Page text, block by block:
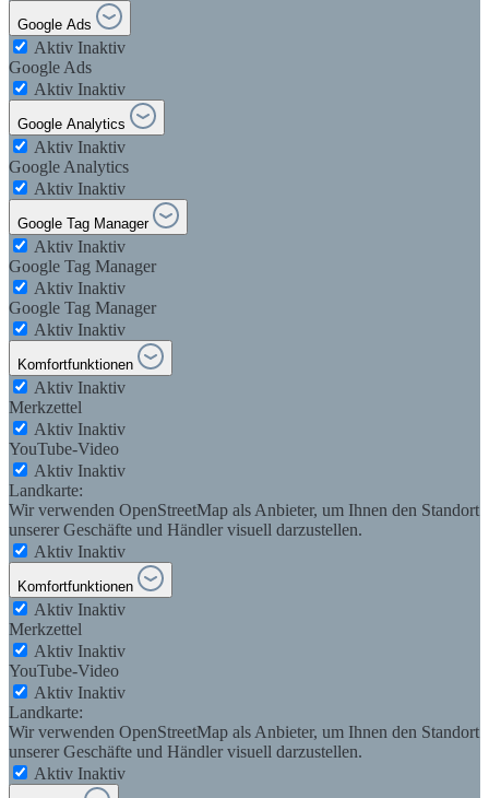
Google Ads
Aktiv Inaktiv
Google Ads
Aktiv Inaktiv
Google Analytics
Aktiv Inaktiv
Google Analytics
Aktiv Inaktiv
Google Tag Manager
Aktiv Inaktiv
Google Tag Manager
Aktiv Inaktiv
Google Tag Manager
Aktiv Inaktiv
Komfortfunktionen
Aktiv Inaktiv
Merkzettel
Aktiv Inaktiv
YouTube-Video
Aktiv Inaktiv
Landkarte:
Wir verwenden OpenStreetMap als Anbieter, um Ihnen den Standort
unserer Geschäfte und Händler visuell darzustellen.
Aktiv Inaktiv
Komfortfunktionen
Aktiv Inaktiv
Merkzettel
Aktiv Inaktiv
YouTube-Video
Aktiv Inaktiv
Landkarte:
Wir verwenden OpenStreetMap als Anbieter, um Ihnen den Standort
unserer Geschäfte und Händler visuell darzustellen.
Aktiv Inaktiv